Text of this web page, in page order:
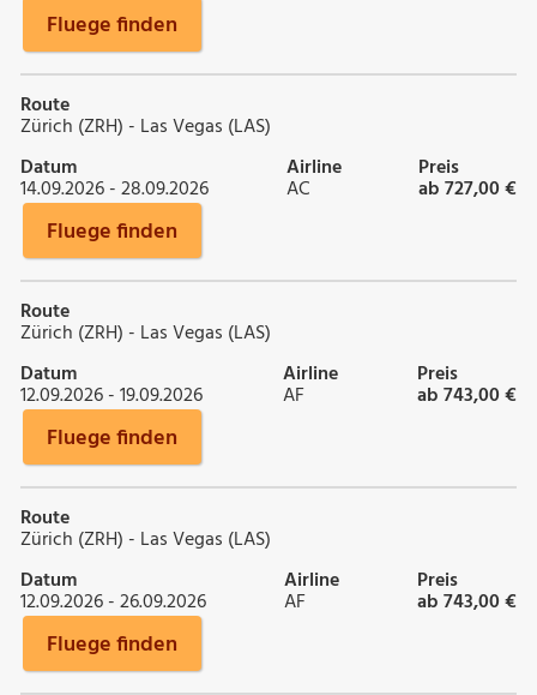
Fluege finden
Route
Zürich (ZRH) - Las Vegas (LAS)
Datum
14.09.2026 - 28.09.2026
Airline
AC
Preis
ab 727,00 €
Fluege finden
Route
Zürich (ZRH) - Las Vegas (LAS)
Datum
12.09.2026 - 19.09.2026
Airline
AF
Preis
ab 743,00 €
Fluege finden
Route
Zürich (ZRH) - Las Vegas (LAS)
Datum
12.09.2026 - 26.09.2026
Airline
AF
Preis
ab 743,00 €
Fluege finden